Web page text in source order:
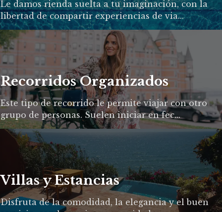
Le damos rienda suelta a tu imaginación, con la
libertad de compartir experiencias de via...
Recorridos Organizados
Este tipo de recorrido le permite viajar con otro
grupo de personas. Suelen iniciar en fec...
Villas y Estancias
Disfruta de la comodidad, la elegancia y el buen